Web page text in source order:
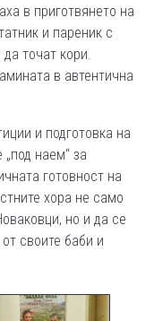
в приготвянето на
и пареник с
точат кори.
в автентична
и подготовка на
„под наем“ за
готовност на
хора не само
но и да се
своите баби и